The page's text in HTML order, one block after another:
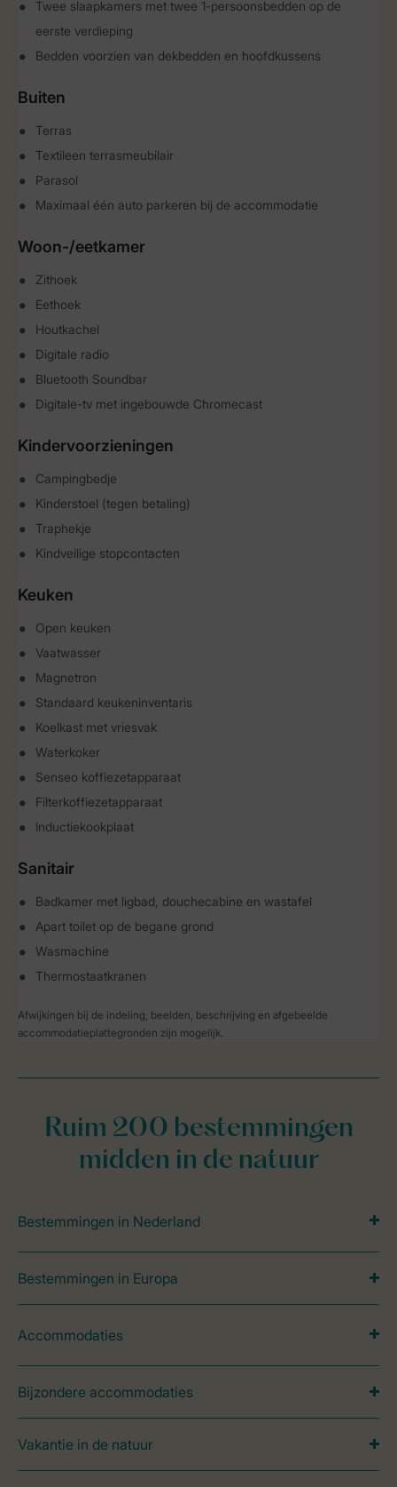
Twee slaapkamers met twee 1-persoonsbedden op de
eerste verdieping
Bedden voorzien van dekbedden en hoofdkussens
Buiten
Terras
Textileen terrasmeubilair
Parasol
Maximaal één auto parkeren bij de accommodatie
Woon-/eetkamer
Zithoek
Eethoek
Houtkachel
Digitale radio
Bluetooth Soundbar
Digitale-tv met ingebouwde Chromecast
Kindervoorzieningen
Campingbedje
Kinderstoel (tegen betaling)
Traphekje
Kindveilige stopcontacten
Keuken
Open keuken
Vaatwasser
Magnetron
Standaard keukeninventaris
Koelkast met vriesvak
Waterkoker
Senseo koffiezetapparaat
Filterkoffiezetapparaat
Inductiekookplaat
Sanitair
Badkamer met ligbad, douchecabine en wastafel
Apart toilet op de begane grond
Wasmachine
Thermostaatkranen
Afwijkingen bij de indeling, beelden, beschrijving en afgebeelde
accommodatieplattegronden zijn mogelijk.
Ruim 200 bestemmingen
midden in de natuur
Bestemmingen in Nederland
Bestemmingen in Europa
Accommodaties
Bijzondere accommodaties
Vakantie in de natuur